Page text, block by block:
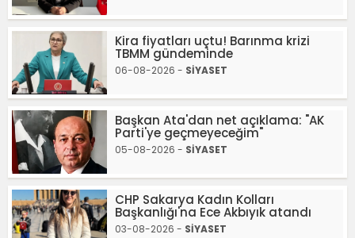
Kira fiyatları uçtu! Barınma krizi
TBMM gündeminde
06-08-2026 - SİYASET
Başkan Ata'dan net açıklama: "AK
Parti'ye geçmeyeceğim"
05-08-2026 - SİYASET
CHP Sakarya Kadın Kolları
Başkanlığı'na Ece Akbıyık atandı
03-08-2026 - SİYASET